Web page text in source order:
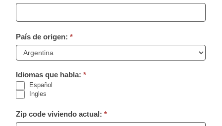
País de origen:*
de
origen:
Idiomas que habla:*
Español
Ingles
Zip code viviendo actual:*
f
l
d
b
a
n
k
.